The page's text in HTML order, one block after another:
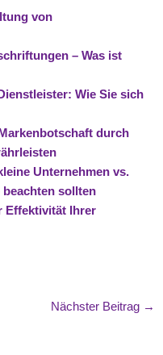
von
– Was ist
Wie Sie sich
durch
Unternehmen vs.
beachten sollten
Effektivität Ihrer
Nächster Beitrag →